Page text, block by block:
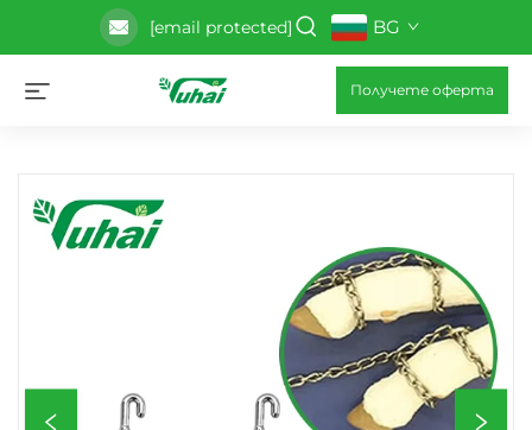
[email protected] BG
Получете оферта